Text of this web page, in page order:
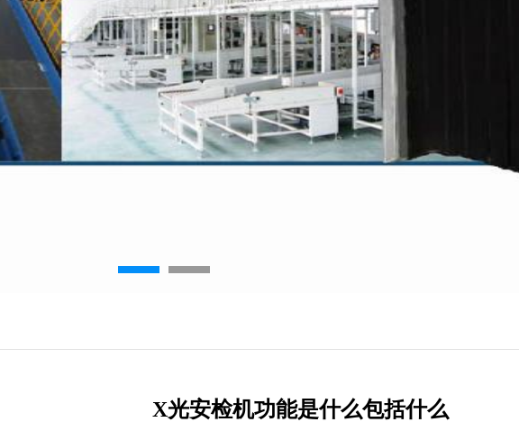
X光安检机功能是什么包括什么